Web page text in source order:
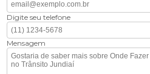
Digite seu telefone
Mensagem